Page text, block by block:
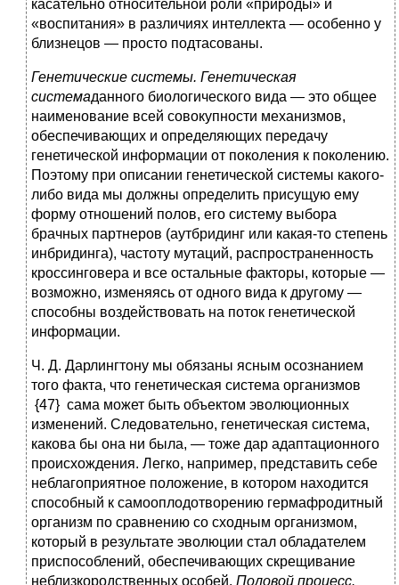
касательно относительной роли «природы» и
«воспитания» в различиях интеллекта — особенно у
близнецов — просто подтасованы.
Генетические системы. Генетическая
системаданного биологического вида — это общее
наименование всей совокупности механизмов,
обеспечивающих и определяющих передачу
генетической информации от поколения к поколению.
Поэтому при описании генетической системы какого-
либо вида мы должны определить присущую ему
форму отношений полов, его систему выбора
брачных партнеров (аутбридинг или какая-то степень
инбридинга), частоту мутаций, распространенность
кроссинговера и все остальные факторы, которые —
возможно, изменяясь от одного вида к другому —
способны воздействовать на поток генетической
информации.
Ч. Д. Дарлингтону мы обязаны ясным осознанием
того факта, что генетическая система организмов
{47} сама может быть объектом эволюционных
изменений. Следовательно, генетическая система,
какова бы она ни была, — тоже дар адаптационного
происхождения. Легко, например, представить себе
неблагоприятное положение, в котором находится
способный к самооплодотворению гермафродитный
организм по сравнению со сходным организмом,
который в результате эволюции стал обладателем
приспособлений, обеспечивающих скрещивание
неблизкородственных особей. Половой процесс.